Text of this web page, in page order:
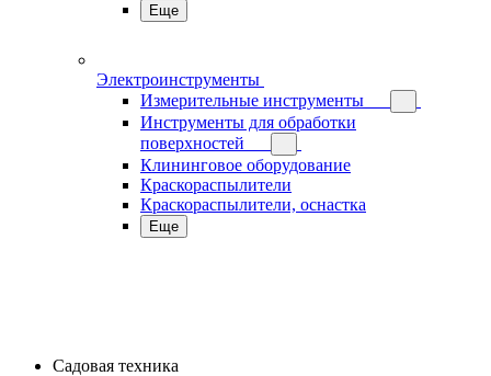
Еще
Электроинструменты
Измерительные инструменты
Инструменты для обработки
поверхностей
Клининговое оборудование
Краскораспылители
Краскораспылители, оснастка
Еще
Садовая техника